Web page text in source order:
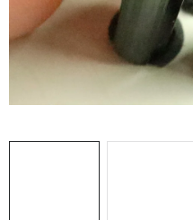
NALEZIŠTĚ
NÁŠ PŘÍBĚH